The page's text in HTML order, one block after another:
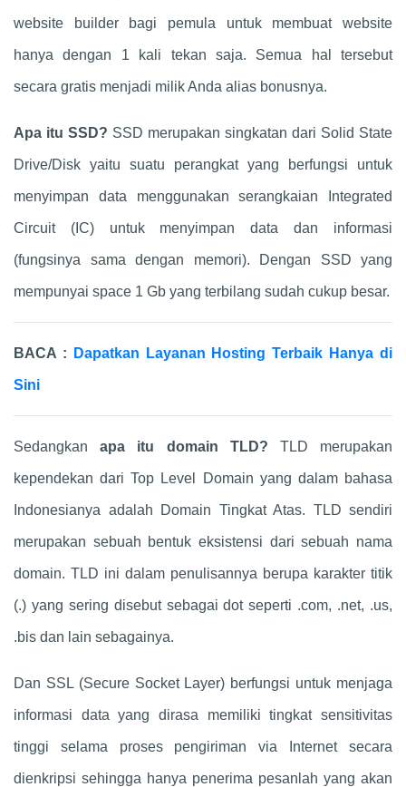
website builder bagi pemula untuk membuat website
hanya dengan 1 kali tekan saja. Semua hal tersebut
secara gratis menjadi milik Anda alias bonusnya.
Apa itu SSD? SSD merupakan singkatan dari Solid State
Drive/Disk yaitu suatu perangkat yang berfungsi untuk
menyimpan data menggunakan serangkaian Integrated
Circuit (IC) untuk menyimpan data dan informasi
(fungsinya sama dengan memori). Dengan SSD yang
mempunyai space 1 Gb yang terbilang sudah cukup besar.
BACA : Dapatkan Layanan Hosting Terbaik Hanya di
Sini
Sedangkanapa itu domain TLD? TLD merupakan
kependekan dari Top Level Domain yang dalam bahasa
Indonesianya adalah Domain Tingkat Atas. TLD sendiri
merupakan sebuah bentuk eksistensi dari sebuah nama
domain. TLD ini dalam penulisannya berupa karakter titik
(.) yang sering disebut sebagai dot seperti .com, .net, .us,
.bis dan lain sebagainya.
Dan SSL (Secure Socket Layer) berfungsi untuk menjaga
informasi data yang dirasa memiliki tingkat sensitivitas
tinggi selama proses pengiriman via Internet secara
dienkripsi sehingga hanya penerima pesanlah yang akan